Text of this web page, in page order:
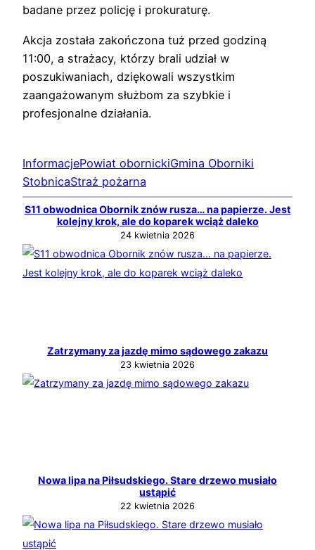
badane przez policję i prokuraturę.
Akcja została zakończona tuż przed godziną
11:00, a strażacy, którzy brali udział w
poszukiwaniach, dziękowali wszystkim
zaangażowanym służbom za szybkie i
profesjonalne działania.
InformacjePowiat obornickiGmina Oborniki
StobnicaStraż pożarna
S11 obwodnica Obornik znów rusza… na papierze. Jest
kolejny krok, ale do koparek wciąż daleko
24 kwietnia 2026
Zatrzymany za jazdę mimo sądowego zakazu
23 kwietnia 2026
Nowa lipa na Piłsudskiego. Stare drzewo musiało
ustąpić
22 kwietnia 2026